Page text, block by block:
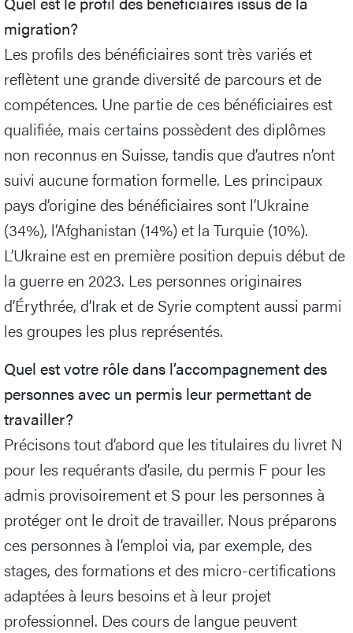
migration?
Les profils des bénéficiaires sont très variés et
reflètent une grande diversité de parcours et de
compétences. Une partie de ces bénéficiaires est
qualifiée, mais certains possèdent des diplômes
non reconnus en Suisse, tandis que d’autres n’ont
suivi aucune formation formelle. Les principaux
pays d’origine des bénéficiaires sont l’Ukraine
(34%), l’Afghanistan (14%) et la Turquie (10%).
L’Ukraine est en première position depuis début de
la guerre en 2023. Les personnes originaires
d’Érythrée, d’Irak et de Syrie comptent aussi parmi
les groupes les plus représentés.
Quel est votre rôle dans l’accompagnement des
personnes avec un permis leur permettant de
travailler?
Précisons tout d’abord que les titulaires du livret N
pour les requérants d’asile, du permis F pour les
admis provisoirement et S pour les personnes à
protéger ont le droit de travailler. Nous préparons
ces personnes à l’emploi via, par exemple, des
stages, des formations et des micro-certifications
adaptées à leurs besoins et à leur projet
professionnel. Des cours de langue peuvent